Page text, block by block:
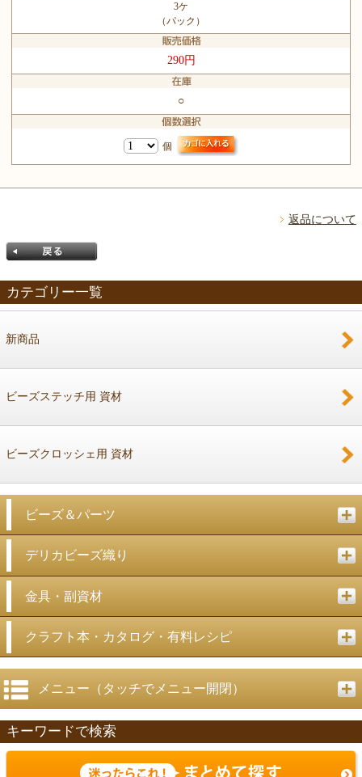
3ケ
（パック）
290円
○
個
返品について
カテゴリー一覧
新商品
ビーズステッチ用 資材
ビーズクロッシェ用 資材
ビーズ＆パーツ
デリカビーズ織り
金具・副資材
クラフト本・カタログ・有料レシピ
メニュー（タッチでメニュー開閉）
キーワードで検索